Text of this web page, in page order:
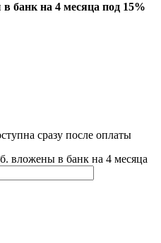
банк на 4 месяца под 15%
сразу после оплаты
вложены в банк на 4 месяца